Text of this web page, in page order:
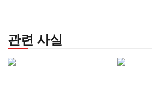
관련 사실